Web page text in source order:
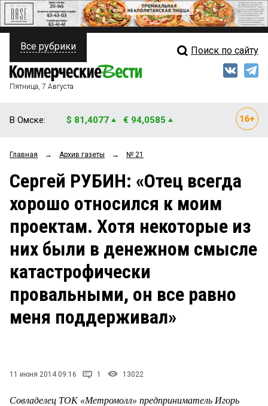
ПОЛИТИКА
ФИНАНСЫ
ОБЩЕСТВО
ЗАКОН
НОВОСТИ КОМПАНИЙ
ПРОИСШЕСТВИЯ
СТИЛЬ ЖИЗНИ
Свежий выпуск
Рейтинги
Блоги
Архив
Все рубрики Поиск по сайту
Пятница, 7 Августа
В Омске: $ 81,4077 € 94,0585
Главная → Архив газеты → № 21
Сергей РУБИН: «Отец всегда
хорошо относился к моим
проектам. Хотя некоторые из
них были в денежном смысле
катастрофически
провальными, он все равно
меня поддерживал»
11 июня 2014 09:16 1 13022
Совладелец ТОК «Метромолл» предприниматель Игорь